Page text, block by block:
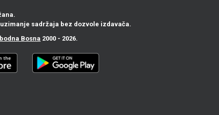
sadržaja bez dozvole izdavača.
Bosna 2000 - 2026.